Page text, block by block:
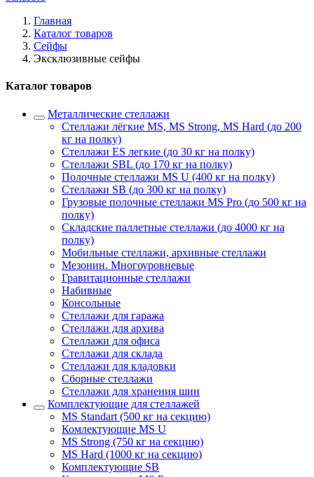
Главная
Каталог товаров
Сейфы
Эксклюзивные сейфы
Каталог товаров
Металлические стеллажи
Стеллажи лёгкие MS, MS Strong, MS Hard (до 200
кг на полку)
Стеллажи ES легкие (до 30 кг на полку)
Стеллажи SBL (до 170 кг на полку)
Полочные стеллажи MS U (400 кг на полку)
Стеллажи SB (до 300 кг на полку)
Грузовые полочные стеллажи MS Pro (до 500 кг на
полку)
Складские паллетные стеллажи (до 4000 кг на
полку)
Мобильные стеллажи, архивные стеллажи
Мезонин. Многоуровневые
Гравитационные стеллажи
Набивные
Консольные
Стеллажи для гаража
Стеллажи для архива
Стеллажи для офиса
Стеллажи для склада
Стеллажи для кладовки
Сборные стеллажи
Стеллажи для хранения шин
Комплектующие для стеллажей
MS Standart (500 кг на секцию)
Комлектующие MS U
MS Strong (750 кг на секцию)
MS Hard (1000 кг на секцию)
Комплектующие SB